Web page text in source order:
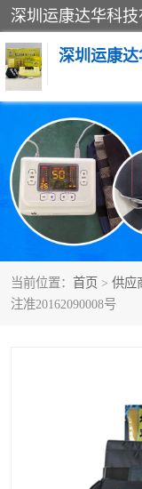
深圳运康
当前位置： 首页 > 供应
注准20162090008号
多功能治疗仪
中低频治疗仪
**腺治疗仪